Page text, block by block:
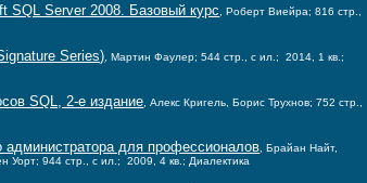
SQL Server 2008. Базовый курс
, Роберт Виейра; 816 стр.,
Series) , Мартин Фаулер; 544 стр., с ил.; 2014, 1 кв.;
SQL, 2-е издание , Алекс Кригель, Борис Трухнов; 752 стр.,
администратора для профессионалов , Брайан Найт,
944 стр., с ил.; 2009, 4 кв.; Диалектика